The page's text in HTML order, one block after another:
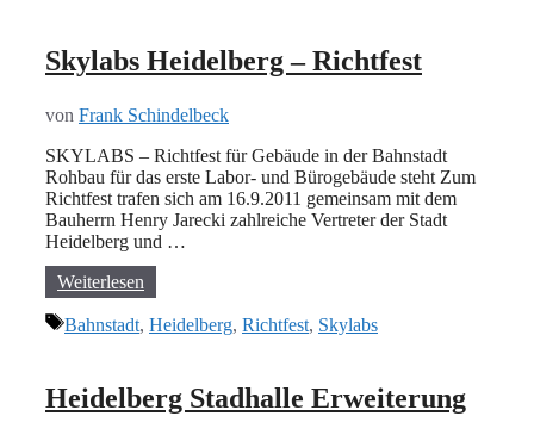
Skylabs Heidelberg – Richtfest
von Frank Schindelbeck
SKYLABS – Richtfest für Gebäude in der Bahnstadt
Rohbau für das erste Labor- und Bürogebäude steht Zum
Richtfest trafen sich am 16.9.2011 gemeinsam mit dem
Bauherrn Henry Jarecki zahlreiche Vertreter der Stadt
Heidelberg und …
Weiterlesen
Schlagwörter
Bahnstadt, Heidelberg, Richtfest, Skylabs
Heidelberg Stadhalle Erweiterung